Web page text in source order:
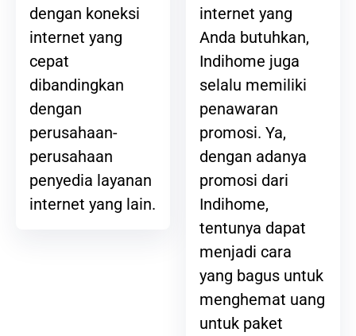
dengan koneksi
internet yang
cepat
dibandingkan
dengan
perusahaan-
perusahaan
penyedia layanan
internet yang lain.
internet yang
Anda butuhkan,
Indihome juga
selalu memiliki
penawaran
promosi. Ya,
dengan adanya
promosi dari
Indihome,
tentunya dapat
menjadi cara
yang bagus untuk
menghemat uang
untuk paket